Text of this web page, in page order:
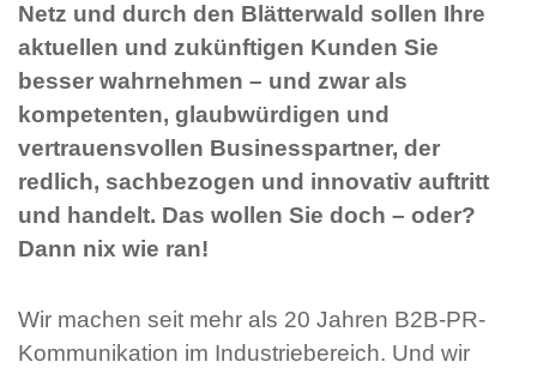
Netz und durch den Blätterwald sollen Ihre
aktuellen und zukünftigen Kunden Sie
besser wahrnehmen – und zwar als
kompetenten, glaubwürdigen und
vertrauensvollen Businesspartner, der
redlich, sachbezogen und innovativ auftritt
und handelt. Das wollen Sie doch – oder?
Dann nix wie ran!
Wir machen seit mehr als 20 Jahren B2B-PR-
Kommunikation im Industriebereich. Und wir